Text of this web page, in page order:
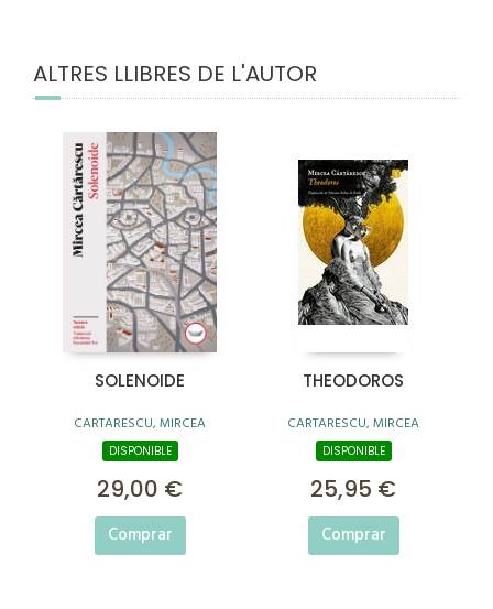
ALTRES LLIBRES DE L'AUTOR
SOLENOIDE
CARTARESCU, MIRCEA
DISPONIBLE
29,00 €
Comprar
THEODOROS
CARTARESCU, MIRCEA
DISPONIBLE
25,95 €
Comprar